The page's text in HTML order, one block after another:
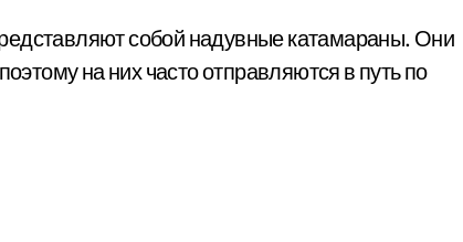
собой надувные катамараны. Они
на них часто отправляются в путь по